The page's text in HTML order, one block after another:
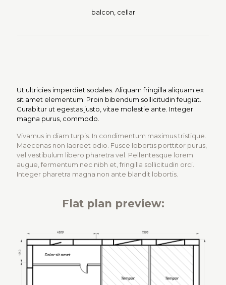
balcon, cellar
Ut ultricies imperdiet sodales. Aliquam fringilla aliquam ex
sit amet elementum. Proin bibendum sollicitudin feugiat.
Curabitur ut egestas justo, vitae molestie ante. Integer
magna purus, commodo.
Vivamus in diam turpis. In condimentum maximus tristique.
Maecenas non laoreet odio. Fusce lobortis porttitor purus,
vel vestibulum libero pharetra vel. Pellentesque lorem
augue, fermentum nec nibh et, fringilla sollicitudin orci.
Integer pharetra magna non ante blandit lobortis.
Flat plan preview: